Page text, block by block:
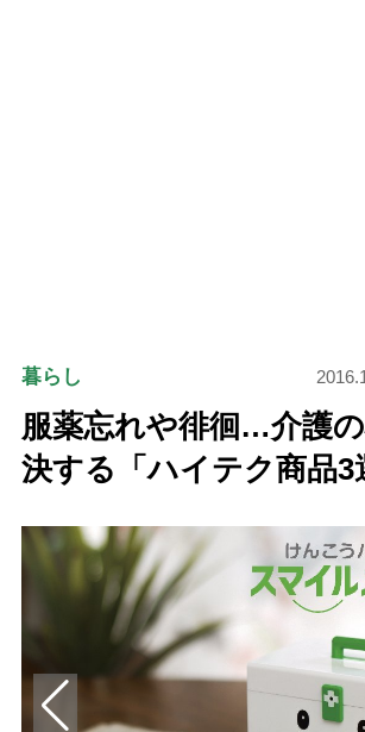
暮らし
服薬忘れや徘徊…介護
決する「ハイテク商品3